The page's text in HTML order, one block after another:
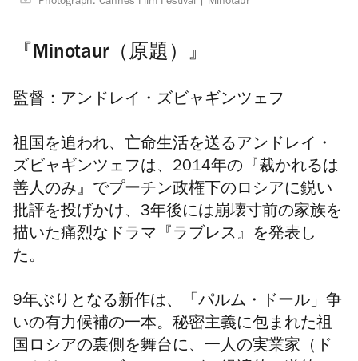
Photograph: Cannes Film Festival Minotaur
『Minotaur（原題）』
監督：アンドレイ・ズビャギンツェフ
祖国を追われ、亡命生活を送るアンドレイ・
ズビャギンツェフは、2014年の『裁かれるは
善人のみ』でプーチン政権下のロシアに鋭い
批評を投げかけ、3年後には崩壊寸前の家族を
描いた痛烈なドラマ『ラブレス』を発表し
た。
9年ぶりとなる新作は、「パルム・ドール」争
いの有力候補の一本。秘密主義に包まれた祖
国ロシアの裏側を舞台に、一人の実業家（ド